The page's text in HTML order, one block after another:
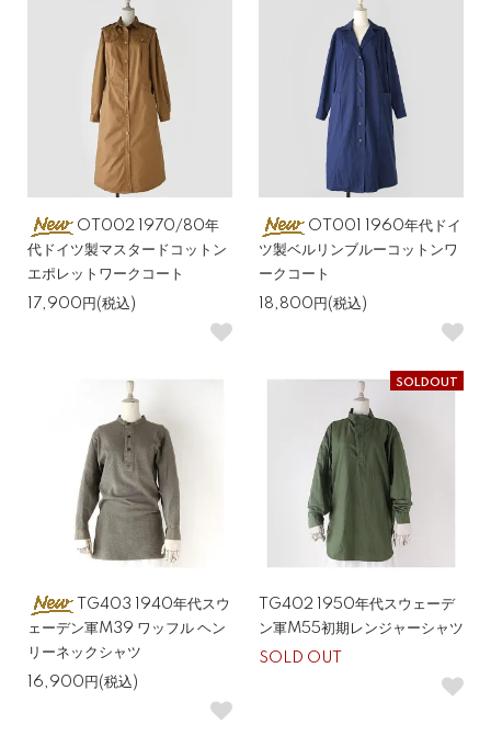
OT002 1970/80年
代ドイツ製マスタードコットン
エポレットワークコート
17,900円(税込)
OT001 1960年代ドイ
ツ製ベルリンブルーコットンワ
ークコート
18,800円(税込)
TG403 1940年代スウ
ェーデン軍M39 ワッフル ヘン
リーネックシャツ
16,900円(税込)
SOLDOUT
TG402 1950年代スウェーデ
ン軍M55初期レンジャーシャツ
SOLD OUT